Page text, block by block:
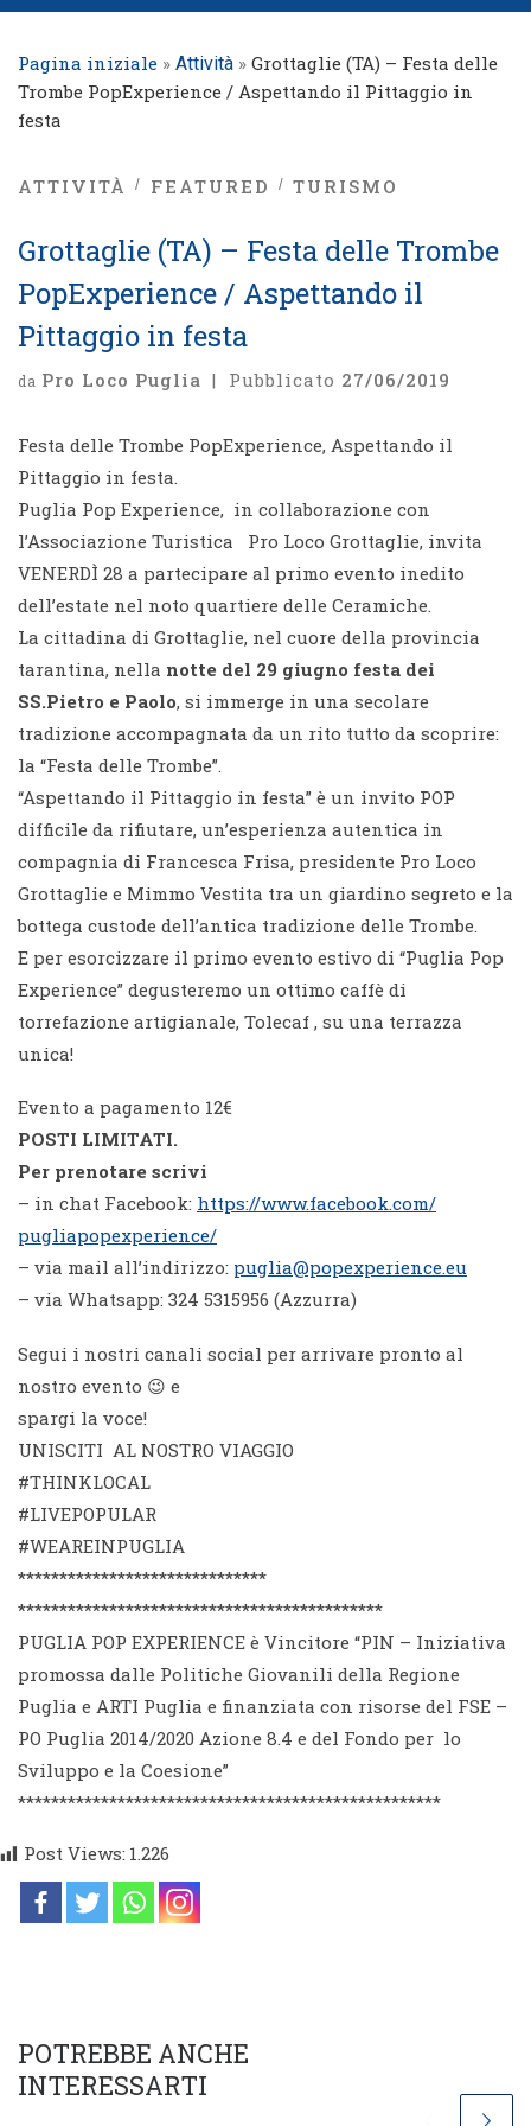
Pagina iniziale » Attività » Grottaglie (TA) – Festa delle
Trombe PopExperience / Aspettando il Pittaggio in
festa
ATTIVITÀ FEATURED TURISMO
Grottaglie (TA) – Festa delle Trombe
PopExperience / Aspettando il
Pittaggio in festa
da Pro Loco Puglia | Pubblicato 27/06/2019
Festa delle Trombe PopExperience, Aspettando il
Pittaggio in festa.
Puglia Pop Experience, in collaborazione con
l’Associazione Turistica Pro Loco Grottaglie, invita
VENERDÌ 28 a partecipare al primo evento inedito
dell’estate nel noto quartiere delle Ceramiche.
La cittadina di Grottaglie, nel cuore della provincia
tarantina, nella notte del 29 giugno festa dei
SS.Pietro e Paolo, si immerge in una secolare
tradizione accompagnata da un rito tutto da scoprire:
la “Festa delle Trombe”.
“Aspettando il Pittaggio in festa” è un invito POP
difficile da rifiutare, un’esperienza autentica in
compagnia di Francesca Frisa, presidente Pro Loco
Grottaglie e Mimmo Vestita tra un giardino segreto e la
bottega custode dell’antica tradizione delle Trombe.
E per esorcizzare il primo evento estivo di “Puglia Pop
Experience” degusteremo un ottimo caffè di
torrefazione artigianale, Tolecaf , su una terrazza
unica!
Evento a pagamento 12€
POSTI LIMITATI.
Per prenotare scrivi
– in chat Facebook: https://www.facebook.com/
pugliapopexperience/
– via mail all’indirizzo: puglia@popexperience.eu
– via Whatsapp: 324 5315956 (Azzurra)
Segui i nostri canali social per arrivare pronto al
nostro evento 😉 e
spargi la voce!
UNISCITI AL NOSTRO VIAGGIO
#THINKLOCAL
#LIVEPOPULAR
#WEAREINPUGLIA
******************************
********************************************
PUGLIA POP EXPERIENCE è Vincitore “PIN – Iniziativa
promossa dalle Politiche Giovanili della Regione
Puglia e ARTI Puglia e finanziata con risorse del FSE –
PO Puglia 2014/2020 Azione 8.4 e del Fondo per lo
Sviluppo e la Coesione”
***************************************************
Post Views: 1.226
POTREBBE ANCHE
INTERESSARTI